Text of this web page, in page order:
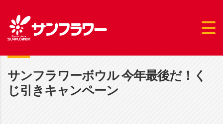
サンフラワーボウル 今年最後だ！く
じ引きキャンペーン